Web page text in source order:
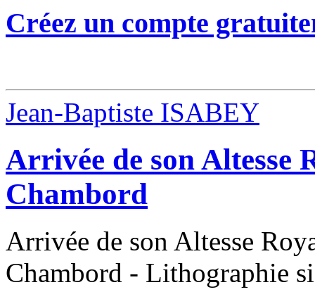
Créez un compte
Jean-Baptiste ISABEY
Arrivée de son Altesse
Chambord
Arrivée de son Altesse
Chambord - Lithographie